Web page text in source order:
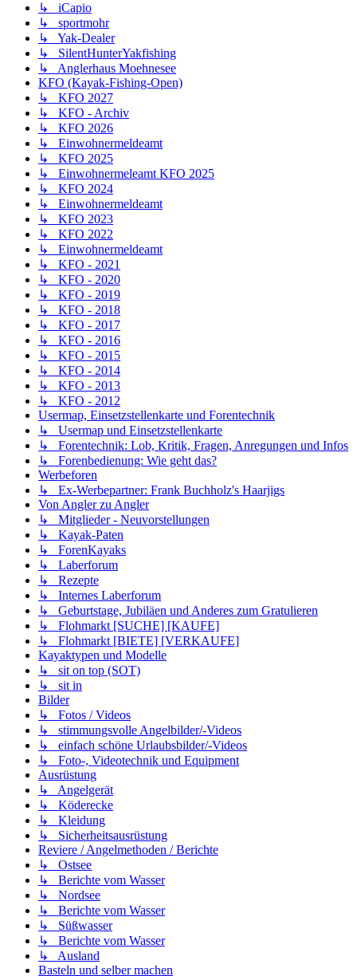
↳ iCapio
↳ sportmohr
↳ Yak-Dealer
↳ SilentHunterYakfishing
↳ Anglerhaus Moehnesee
KFO (Kayak-Fishing-Open)
↳ KFO 2027
↳ KFO - Archiv
↳ KFO 2026
↳ Einwohnermeldeamt
↳ KFO 2025
↳ Einwohnermeleamt KFO 2025
↳ KFO 2024
↳ Einwohnermeldeamt
↳ KFO 2023
↳ KFO 2022
↳ Einwohnermeldeamt
↳ KFO - 2021
↳ KFO - 2020
↳ KFO - 2019
↳ KFO - 2018
↳ KFO - 2017
↳ KFO - 2016
↳ KFO - 2015
↳ KFO - 2014
↳ KFO - 2013
↳ KFO - 2012
Usermap, Einsetzstellenkarte und Forentechnik
↳ Usermap und Einsetzstellenkarte
↳ Forentechnik: Lob, Kritik, Fragen, Anregungen und Infos
↳ Forenbedienung: Wie geht das?
Werbeforen
↳ Ex-Werbepartner: Frank Buchholz's Haarjigs
Von Angler zu Angler
↳ Mitglieder - Neuvorstellungen
↳ Kayak-Paten
↳ ForenKayaks
↳ Laberforum
↳ Rezepte
↳ Internes Laberforum
↳ Geburtstage, Jubiläen und Anderes zum Gratulieren
↳ Flohmarkt [SUCHE] [KAUFE]
↳ Flohmarkt [BIETE] [VERKAUFE]
Kayaktypen und Modelle
↳ sit on top (SOT)
↳ sit in
Bilder
↳ Fotos / Videos
↳ stimmungsvolle Angelbilder/-Videos
↳ einfach schöne Urlaubsbilder/-Videos
↳ Foto-, Videotechnik und Equipment
Ausrüstung
↳ Angelgerät
↳ Köderecke
↳ Kleidung
↳ Sicherheitsausrüstung
Reviere / Angelmethoden / Berichte
↳ Ostsee
↳ Berichte vom Wasser
↳ Nordsee
↳ Berichte vom Wasser
↳ Süßwasser
↳ Berichte vom Wasser
↳ Ausland
Basteln und selber machen